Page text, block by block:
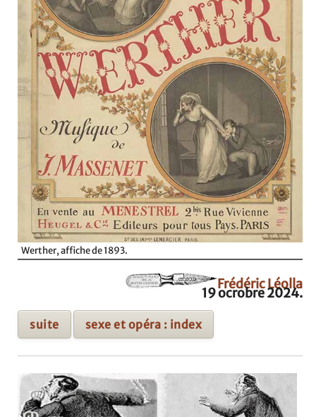
Werther, affiche de 1893.
Frédéric Léolla
19 ocrobre 2024.
suite sexe et opéra : index